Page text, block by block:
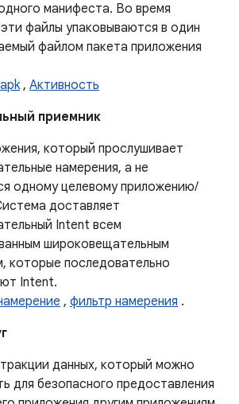
манифеста. Во время
файлы упаковываются в один
файлом пакета приложения
, Активность
приемник
который прослушивает
намерения, а не
одному целевому приложению/
доставляет
Intent всем
широковещательным
которые последовательно
Intent.
, фильтр намерения .
данных, который можно
для безопасного предоставления